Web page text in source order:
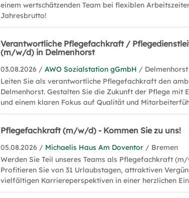
einem wertschätzenden Team bei flexiblen
Jahresbrutto!
Verantwortliche Pflegefachkraft /
(m/w/d) in Delmenhorst
03.08.2026 /AWO Sozialstation gGmbH / Delmenhorst
Leiten Sie als verantwortliche Pflegefachkraft den
Delmenhorst. Gestalten Sie die Zukunft der Pflege mit
und einem klaren Fokus auf Qualität und
Pflegefachkraft (m/w/d) - Kommen Sie zu uns!
05.08.2026 / Michaelis Haus Am Doventor / Bremen
Werden Sie Teil unseres Teams als Pflegefachkraft
Profitieren Sie von 31 Urlaubstagen, attraktiven
vielfältigen Karriereperspektiven in einer herzlichen